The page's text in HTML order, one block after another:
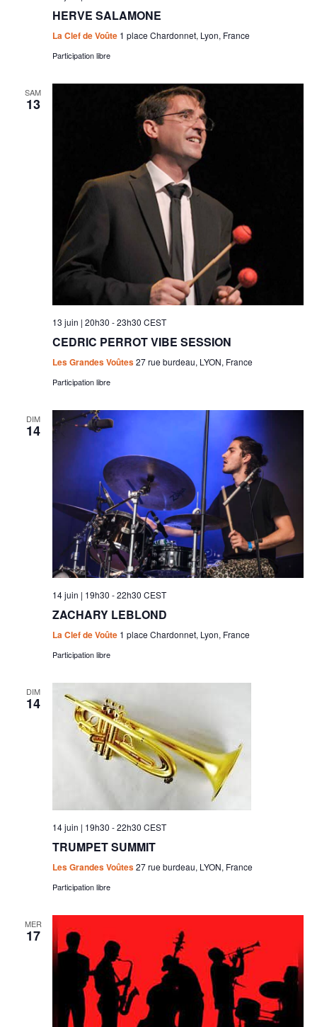
HERVE SALAMONE
La Clef de Voûte 1 place Chardonnet, Lyon, France
Participation libre
SAM
13
13 juin | 20h30 -23h30 CEST
CEDRIC PERROT VIBE SESSION
Les Grandes Voûtes27 rue burdeau, LYON, France
Participation libre
DIM
14
14 juin | 19h30 -22h30 CEST
ZACHARY LEBLOND
La Clef de Voûte 1 place Chardonnet, Lyon, France
Participation libre
DIM
14
14 juin | 19h30 -22h30 CEST
TRUMPET SUMMIT
Les Grandes Voûtes27 rue burdeau, LYON, France
Participation libre
MER
17